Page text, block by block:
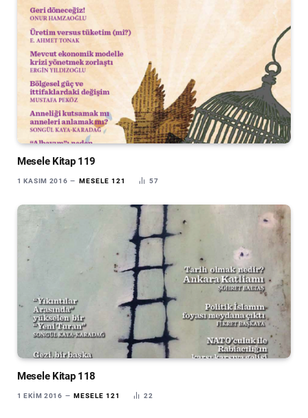
Mesele Kitap 119
1 KASIM 2016 MESELE 121 57
Mesele Kitap 118
1 EKIM 2016 MESELE 121 22